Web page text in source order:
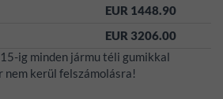
EUR 1448.90
EUR 3206.00
ig minden jármu téli gumikkal
kerül felszámolásra!